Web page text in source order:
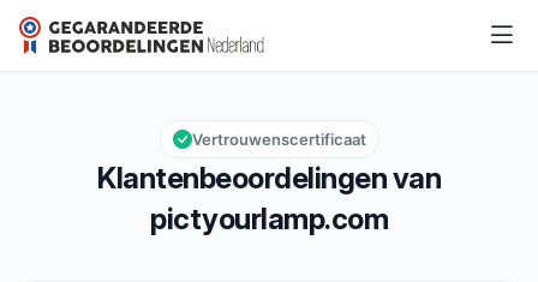
pictyourlamp.com
Algemene beoordeling: 9,3 van 10
9,3/10
Klantenbeoordelingen van
pictyourlamp.com
Vertrouwenscertificaat